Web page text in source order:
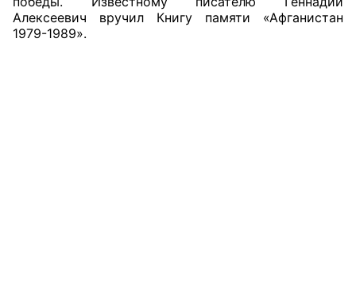
Комиссии
Алексеевич вручил Книгу памяти «Афганистан
1979-1989».